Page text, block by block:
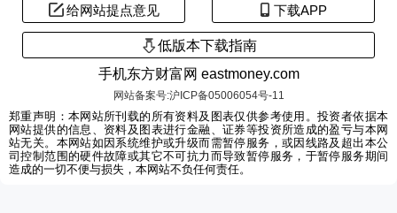
给网站提点意见 下载APP
低版本下载指南
手机东方财富网 eastmoney.com
网站备案号:沪ICP备05006054号-11
郑重声明：本网站所刊载的所有资料及图表仅供参考使用。投资者依据本
网站提供的信息、资料及图表进行金融、证券等投资所造成的盈亏与本网
站无关。本网站如因系统维护或升级而需暂停服务，或因线路及超出本公
司控制范围的硬件故障或其它不可抗力而导致暂停服务，于暂停服务期间
造成的一切不便与损失，本网站不负任何责任。